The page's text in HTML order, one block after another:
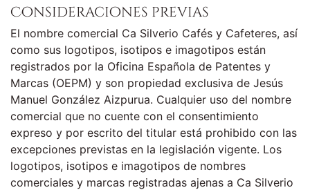
Consideraciones previas
El nombre comercial Ca Silverio Cafés y Cafeteres, así
como sus logotipos, isotipos e imagotipos están
registrados por la Oficina Española de Patentes y
Marcas (OEPM) y son propiedad exclusiva de Jesús
Manuel González Aizpurua. Cualquier uso del nombre
comercial que no cuente con el consentimiento
expreso y por escrito del titular está prohibido con las
excepciones previstas en la legislación vigente. Los
logotipos, isotipos e imagotipos de nombres
comerciales y marcas registradas ajenas a Ca Silverio